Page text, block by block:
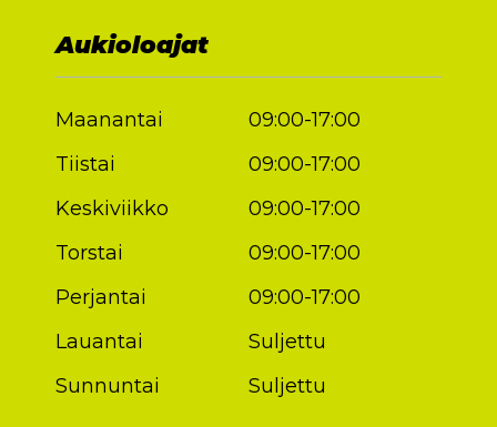
Aukioloajat
Maanantai
09:00-17:00
Tiistai
09:00-17:00
Keskiviikko
09:00-17:00
Torstai
09:00-17:00
Perjantai
09:00-17:00
Lauantai
Suljettu
Sunnuntai
Suljettu